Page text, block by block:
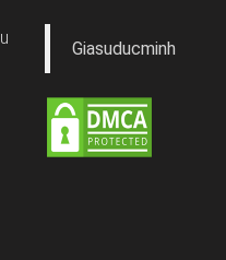
Giasuducminh